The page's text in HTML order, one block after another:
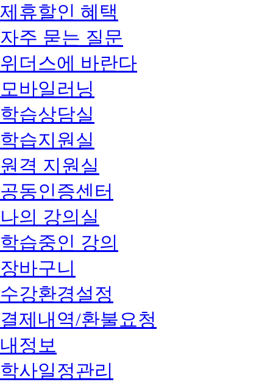
제휴할인 혜택
자주 묻는 질문
위더스에 바란다
모바일러닝
학습상담실
학습지원실
원격 지원실
공동인증센터
나의 강의실
학습중인 강의
장바구니
수강환경설정
결제내역/환불요청
내정보
학사일정관리